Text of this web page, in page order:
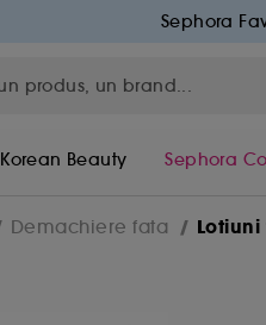
Sephora
Korean Beauty Sephora
Demachiere fata